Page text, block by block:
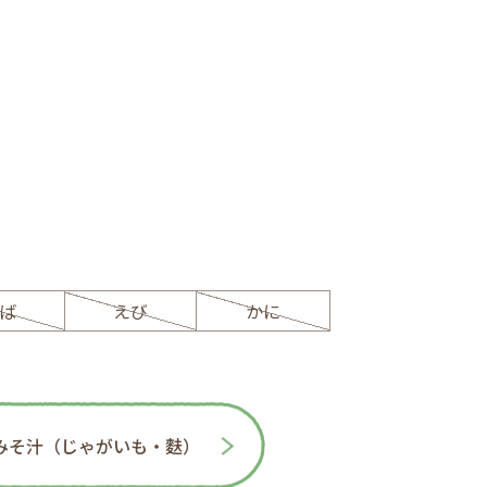
えび かに
そ汁（じゃがいも・麩）